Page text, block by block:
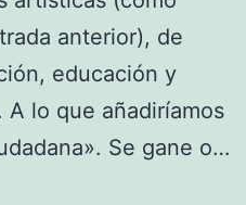
anterior), de
educación y
lo que añadiríamos
Se gane o…